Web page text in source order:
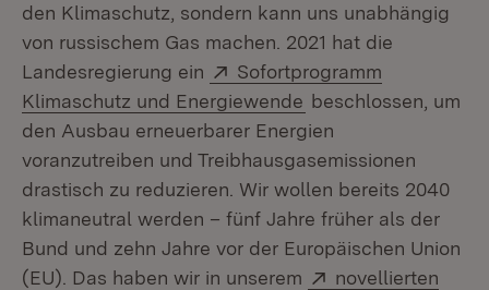
den Klimaschutz, sondern kann uns unabhängig
von russischem Gas machen. 2021 hat die
Landesregierung ein
Extern:
Sofortprogramm
Klimaschutz und Energiewende (Öffnet in neuem
beschlossen, um
den Ausbau erneuerbarer Energien
voranzutreiben und Treibhausgasemissionen
drastisch zu reduzieren. Wir wollen bereits 2040
klimaneutral werden – fünf Jahre früher als der
Bund und zehn Jahre vor der Europäischen Union
(EU). Das haben wir in unserem
Extern:
novellierten